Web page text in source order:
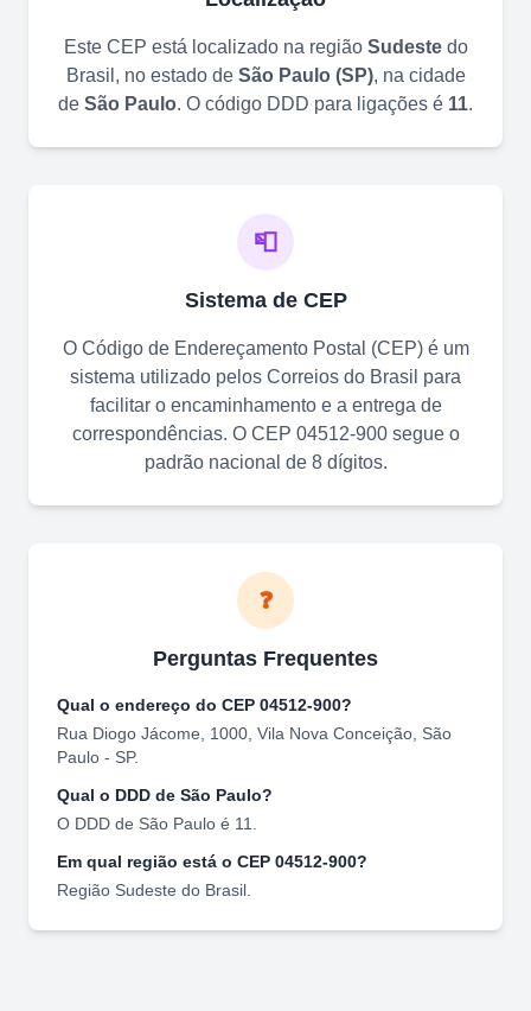
Este CEP está localizado na região Sudestedo
Brasil, no estado de São Paulo(SP), na cidade
de São Paulo. O código DDD para ligações é 11.
📮
Sistema de CEP
O Código de Endereçamento Postal (CEP) é um
sistema utilizado pelos Correios do Brasil para
facilitar o encaminhamento e a entrega de
correspondências. O CEP 04512-900segue o
padrão nacional de 8 dígitos.
❓
Perguntas Frequentes
Qual o endereço do CEP 04512-900?
Rua Diogo Jácome, 1000 Vila Nova Conceição São
Paulo - SP.
Qual o DDD de São Paulo?
O DDD de São Paulo é 11
Em qual região está o CEP 04512-900?
Região Sudeste do Brasil.